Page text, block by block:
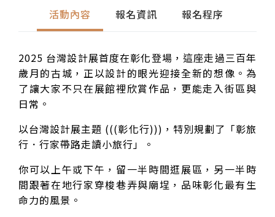
活動內容 報名資訊 報名程序
2025 台灣設計展首度在彰化登場，這座走過三百年
歲月的古城，正以設計的眼光迎接全新的想像。為
了讓大家不只在展館裡欣賞作品，更能走入街區與
日常。
以台灣設計展主題 (((彰化行)))，特別規劃了「彰旅
行．行家帶路走讀小旅行」。
你可以上午或下午，留一半時間逛展區，另一半時
間跟著在地行家穿梭巷弄與廟埕，品味彰化最有生
命力的風景。